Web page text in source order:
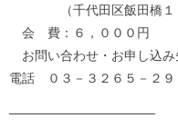
（千代田区飯田橋１－
会 費：６，０００円
お問い合わせ・お申し込み
電話 ０３－３２６５－２９
────────────────